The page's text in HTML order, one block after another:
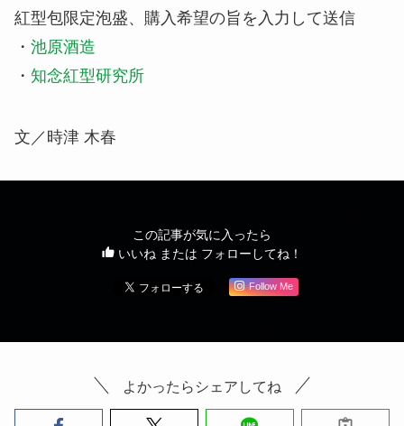
紅型包限定泡盛、購入希望の旨を入力して送信
・ 池原酒造
・ 知念紅型研究所
文／時津 木春
この記事が気に入ったら
いいね または フォローしてね！
Follow Me
よかったらシェアしてね